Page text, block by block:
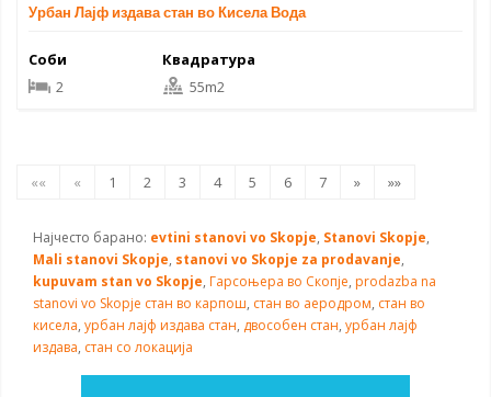
Урбан Лајф издава стан во Кисела Вода
Соби
2
Квадратура
55m2
«« « 1 2 3 4 5 6 7 » »»
Најчесто барано: evtini stanovi vo Skopje, Stanovi Skopje,
Mali stanovi Skopje, stanovi vo Skopje za prodavanje,
kupuvam stan vo Skopje, Гарсоњера во Скопје, prodazba na
stanovi vo Skopje стан во карпош, стан во аеродром, стан во
кисела, урбан лајф издава стан, двособен стан, урбан лајф
издава, стан со локација